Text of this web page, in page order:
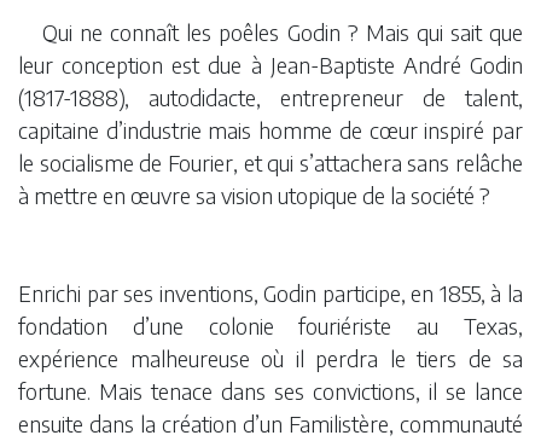
Qui ne connaît les poêles Godin ? Mais qui sait que
leur conception est due à Jean-Baptiste André Godin
(1817-1888), autodidacte, entrepreneur de talent,
capitaine d’industrie mais homme de cœur inspiré par
le socialisme de Fourier, et qui s’attachera sans relâche
à mettre en œuvre sa vision utopique de la société ?
Enrichi par ses inventions, Godin participe, en 1855, à la
fondation d’une colonie fouriériste au Texas,
expérience malheureuse où il perdra le tiers de sa
fortune. Mais tenace dans ses convictions, il se lance
ensuite dans la création d’un Familistère, communauté